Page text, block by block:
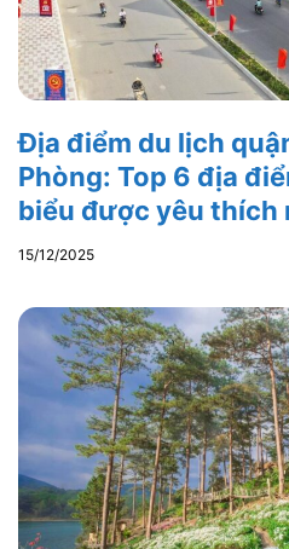
Địa điểm du lịch
Phòng: Top 6 địa
biểu được yêu thích
15/12/2025